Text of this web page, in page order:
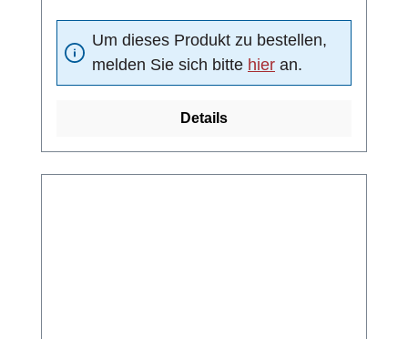
Um dieses Produkt zu bestellen,
melden Sie sich bitte hier an.
Details